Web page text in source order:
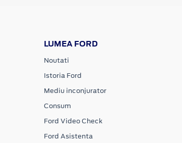
LUMEA FORD
Noutati
Istoria Ford
Mediu inconjurator
Consum
Ford Video Check
Ford Asistenta